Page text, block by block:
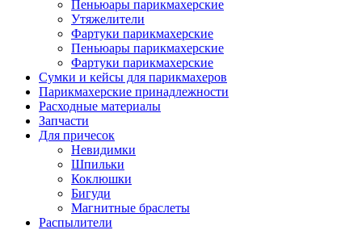
Пеньюары парикмахерские
Утяжелители
Фартуки парикмахерские
Пеньюары парикмахерские
Фартуки парикмахерские
Сумки и кейсы для парикмахеров
Парикмахерские принадлежности
Расходные материалы
Запчасти
Для причесок
Невидимки
Шпильки
Коклюшки
Бигуди
Магнитные браслеты
Распылители